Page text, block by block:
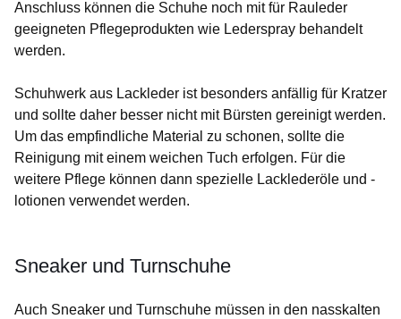
Anschluss können die Schuhe noch mit für Rauleder
geeigneten Pflegeprodukten wie Lederspray behandelt
werden.
Schuhwerk aus Lackleder ist besonders anfällig für Kratzer
und sollte daher besser nicht mit Bürsten gereinigt werden.
Um das empfindliche Material zu schonen, sollte die
Reinigung mit einem weichen Tuch erfolgen. Für die
weitere Pflege können dann spezielle Lacklederöle und -
lotionen verwendet werden.
Sneaker und Turnschuhe
Auch Sneaker und Turnschuhe müssen in den nasskalten